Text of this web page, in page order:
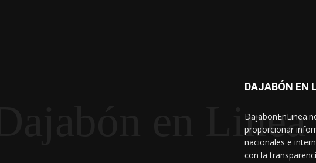
en Linea
DAJABÓN EN
proporcionar
nacionales e
con la